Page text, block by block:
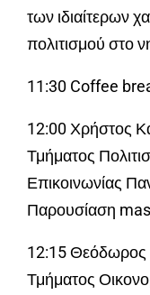
των ιδιαίτερων
πολιτισμού στο
11:30 Coffee
12:00 Χρήστος
Τμήματος
Επικοινωνίας
Παρουσίαση
12:15 Θεόδωρος
Τμήματος